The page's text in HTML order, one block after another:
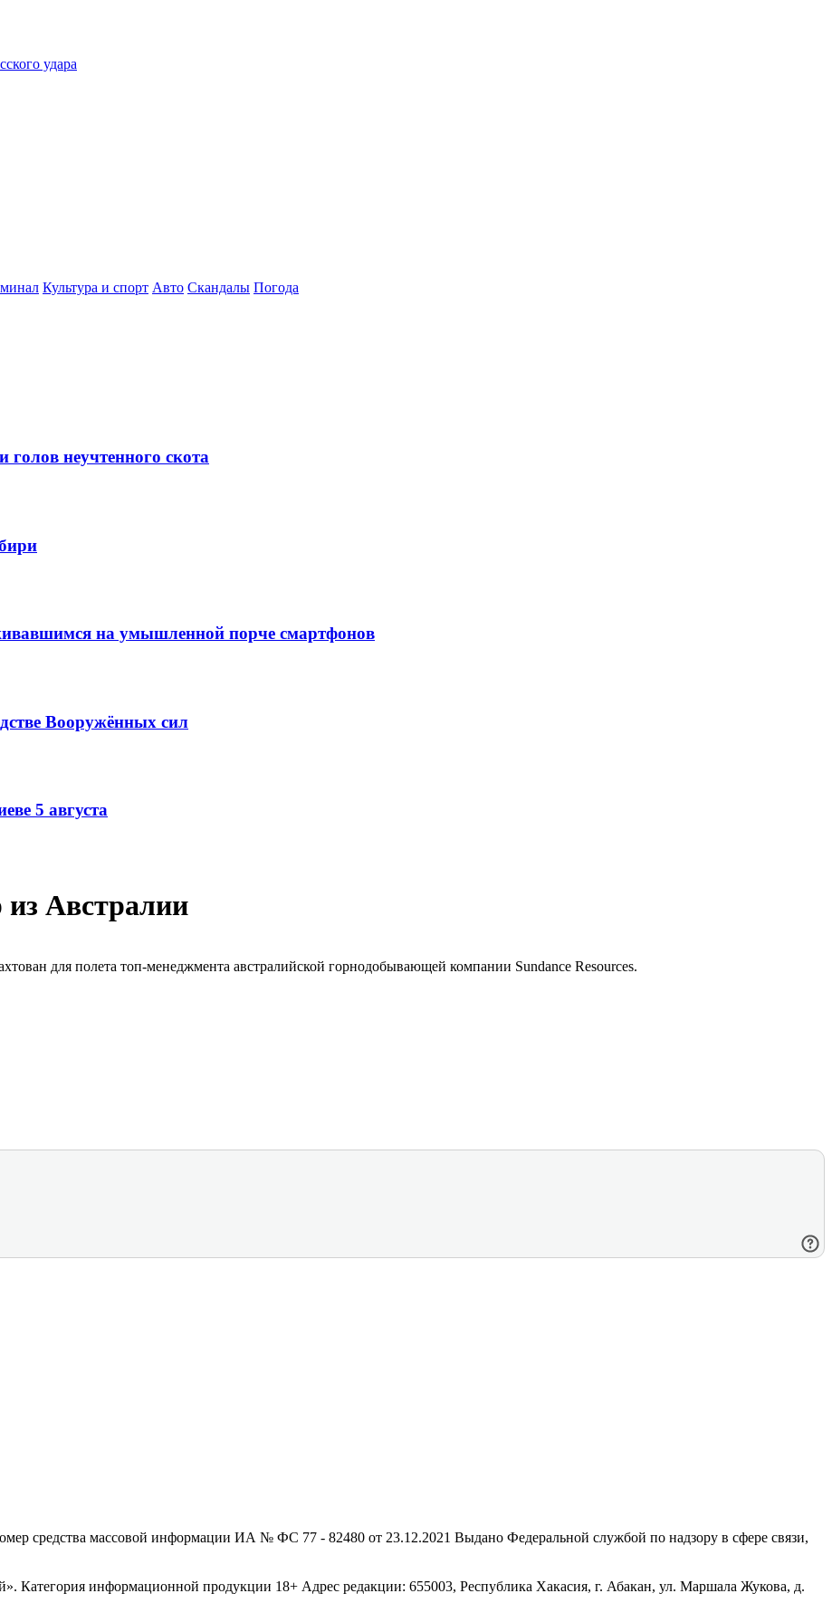
удара
Культура и спорт Авто Скандалы Погода
неучтенного скота
на умышленной порче смартфонов
Вооружённых сил
5 августа
Австралии
для полета топ-менеджмента австралийской горнодобывающей компании Sundance Resources.
средства массовой информации ИА № ФС 77 - 82480 от 23.12.2021 Выдано Федеральной службой по надзору в сфере связи,
информационной продукции 18+ Адрес редакции: 655003, Республика Хакасия, г. Абакан, ул. Маршала Жукова, д.